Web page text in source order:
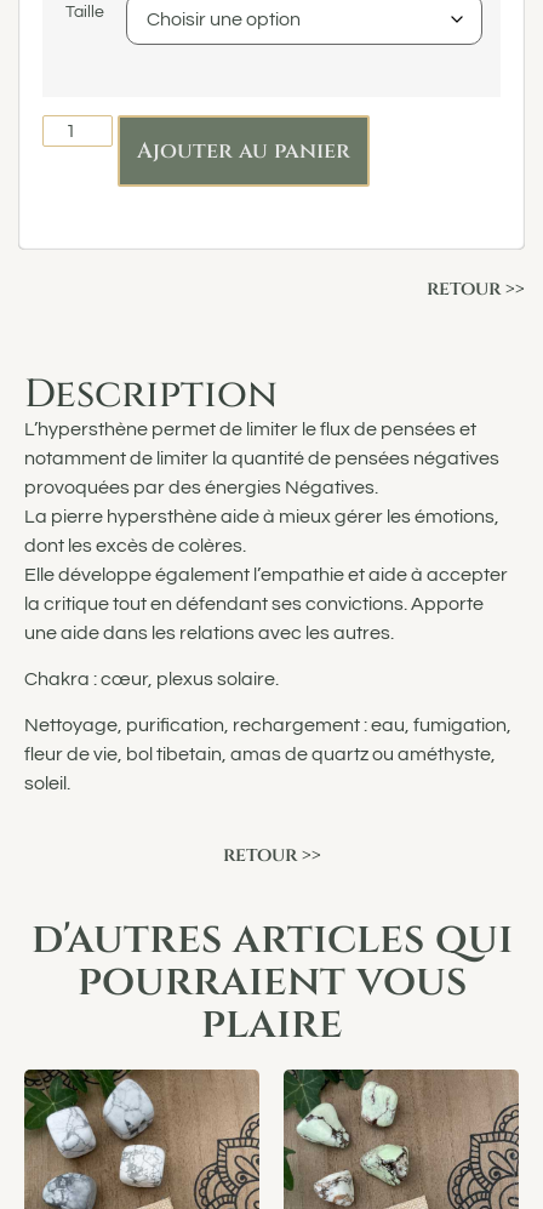
Taille
Ajouter au panier
retour >>
Description
L’hypersthène permet de limiter le flux de pensées et
notamment de limiter la quantité de pensées négatives
provoquées par des énergies Négatives.
La pierre hypersthène aide à mieux gérer les émotions,
dont les excès de colères.
Elle développe également l’empathie et aide à accepter
la critique tout en défendant ses convictions. Apporte
une aide dans les relations avec les autres.
Chakra : cœur, plexus solaire.
Nettoyage, purification, rechargement : eau, fumigation,
fleur de vie, bol tibetain, amas de quartz ou améthyste,
soleil.
retour >>
d'autres articles qui
pourraient vous
plaire